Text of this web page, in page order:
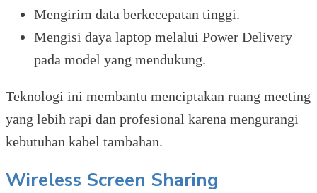
Mengirim data berkecepatan tinggi.
Mengisi daya laptop melalui Power Delivery
pada model yang mendukung.
Teknologi ini membantu menciptakan ruang meeting
yang lebih rapi dan profesional karena mengurangi
kebutuhan kabel tambahan.
Wireless Screen Sharing